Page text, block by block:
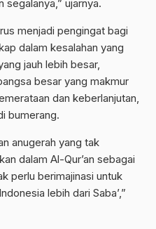
segalanya,” ujarnya.
menjadi pengingat bagi
dalam kesalahan yang
jauh lebih besar,
besar yang makmur
dan keberlanjutan,
bumerang.
anugerah yang tak
dalam Al-Qur’an sebagai
perlu berimajinasi untuk
lebih dari Saba’,”